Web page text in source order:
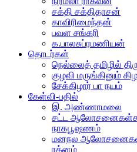
சக்தி சக்திதாசன்
காவிரிமைந்தன்
பவள சங்கரி
க.பாலசுப்ரமணியன்
தொடர்கள்
நெல்லைத் தமிழில்
குழவி மருங்கினும்
சேக்கிழார் பா நயம்
கேள்வி-பதில்
இ. அண்ணாமலை
சட்ட ஆலோசனைகள்
நாகபூஷணம்
மனநல
ரத்னம்